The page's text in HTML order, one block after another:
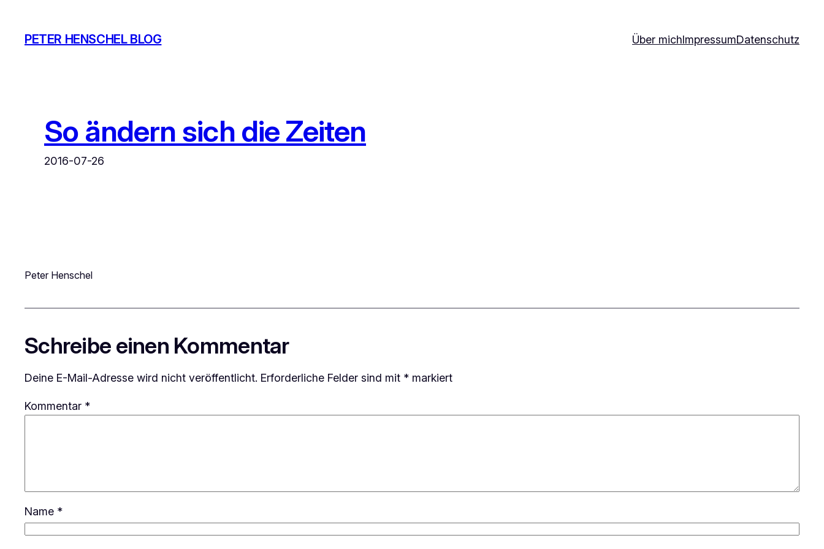
springen
PETER HENSCHEL BLOG Über michImpressumDatenschutz
So ändern sich die Zeiten
2016-07-26
Peter Henschel
Schreibe einen Kommentar
Deine E-Mail-Adresse wird nicht veröffentlicht. Erforderliche Felder sind mit * markiert
Kommentar *
Name *